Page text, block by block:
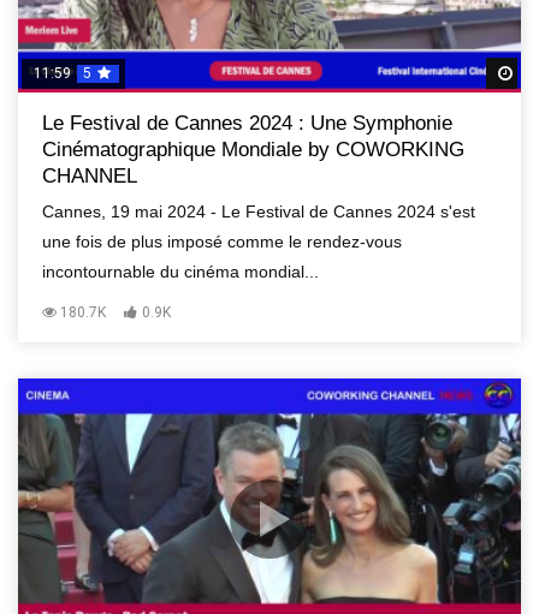
11:59 5
Le Festival de Cannes 2024 : Une Symphonie
Cinématographique Mondiale by COWORKING
CHANNEL
Cannes, 19 mai 2024 - Le Festival de Cannes 2024 s'est
une fois de plus imposé comme le rendez-vous
incontournable du cinéma mondial...
180.7K 0.9K